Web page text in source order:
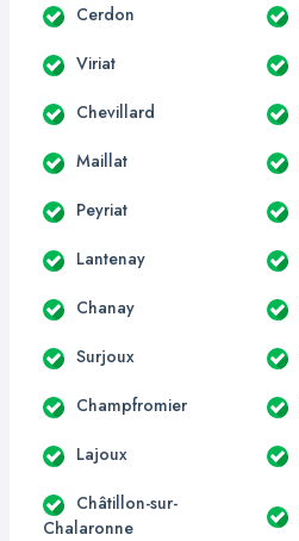
Cerdon
Viriat
Chevillard
Maillat
Peyriat
Lantenay
Chanay
Surjoux
Champfromier
Lajoux
Châtillon-sur-
Chalaronne